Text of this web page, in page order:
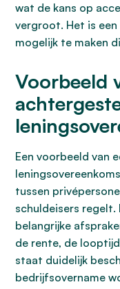
wat de kans op
vergroot. Het is
mogelijk te maken
Voorbeeld
Een voorbeeld van
tussen
schuldeisers
belangrijke
de rente, de
staat duidelijk
bedrijfsovername